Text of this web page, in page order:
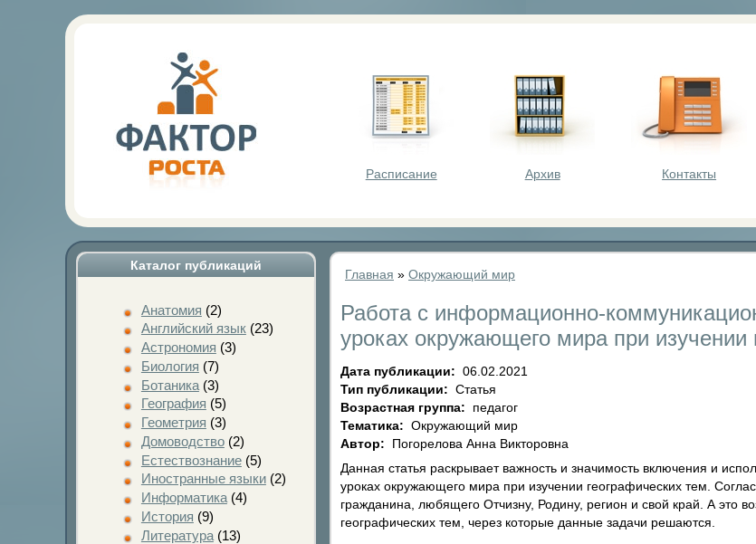
Расписание Архив Контакты
Каталог публикаций
Анатомия (2)
Английский язык(23)
Астрономия (3)
Биология (7)
Ботаника(3)
География (5)
Геометрия (3)
Домоводство(2)
Естествознание(5)
Иностранные языки(2)
Информатика(4)
История (9)
Литература(13)
Главная » Окружающий мир
Работа с информационно-
уроках окружающего мира при изучении
Дата публикации: 06.02.2021
Тип публикации: Статья
Возрастная группа:
педагог
Тематика: Окружающий мир
Автор:
Погорелова Анна Викторовна
Данная статья раскрывает важность и значимость включения и
уроках окружающего мира при изучении географических тем.
гражданина, любящего Отчизну, Родину, регион и свой край. А это
географических тем, через которые данные задачи решаются.